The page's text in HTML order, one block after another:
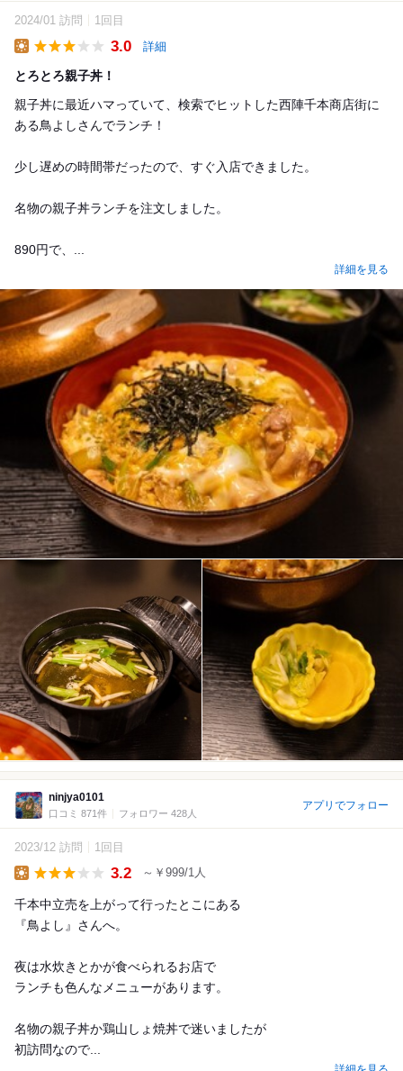
2024/01 訪問 1回目
3.0 詳細
とろとろ親子丼！
親子丼に最近ハマっていて、検索でヒットした西陣千本商店街に
ある鳥よしさんでランチ！
少し遅めの時間帯だったので、すぐ入店できました。
名物の親子丼ランチを注文しました。
890円で、...
詳細を見る
ninjya0101
口コミ 871件 フォロワー 428人
アプリでフォロー
2023/12 訪問 1回目
3.2 ～￥999/1人
千本中立売を上がって行ったとこにある
『鳥よし』さんへ。
夜は水炊きとかが食べられるお店で
ランチも色んなメニューがあります。
名物の親子丼か鶏山しょ焼丼で迷いましたが
初訪問なので...